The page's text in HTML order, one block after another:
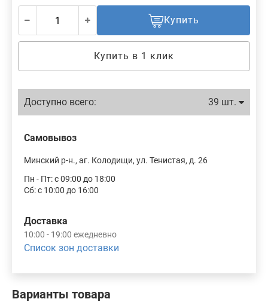
Варианты товара
Купить
Купить в 1 клик
Доступно всего: 39 шт.
Самовывоз
Минский р-н., аг. Колодищи, ул. Тенистая, д. 26
Пн - Пт: с 09:00 до 18:00
Сб: с 10:00 до 16:00
Доставка
10:00 - 19:00 ежедневно
Список зон доставки